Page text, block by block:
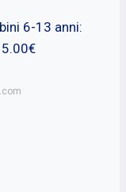
6-13 anni: